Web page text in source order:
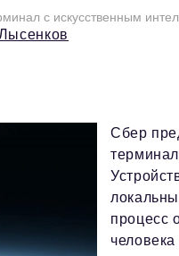
с искусственным
Сбер
процесс